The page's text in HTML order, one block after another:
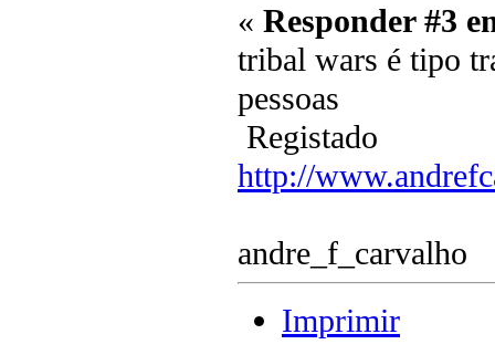
« Responder #3
tribal wars é tipo
pessoas
Registado
http://
andre_f_carvalho
Imprimir